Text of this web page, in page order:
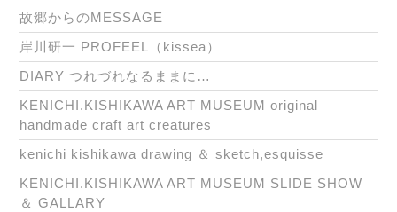
故郷からのMESSAGE
岸川研一 PROFEEL（kissea）
DIARY つれづれなるままに…
KENICHI.KISHIKAWA ART MUSEUM original
handmade craft art creatures
kenichi kishikawa drawing ＆ sketch,esquisse
KENICHI.KISHIKAWA ART MUSEUM SLIDE SHOW
＆ GALLARY